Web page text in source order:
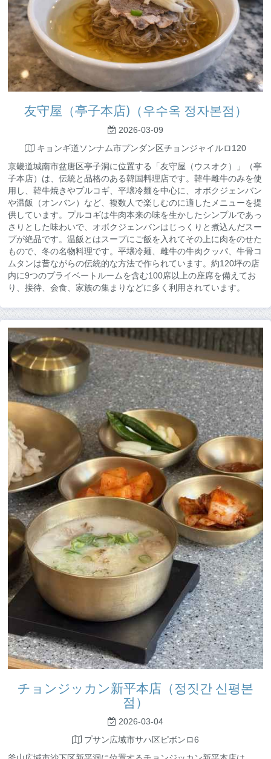
友守屋（亭子本店)（우수옥 정자본점）
2026-03-09
キョンギ道ソンナム市プンダン区チョンジャイルロ120
京畿道城南市盆唐区亭子洞に位置する「友守屋（ウスオク）」（亭
子本店）は、伝統と品格のある韓国料理店です。韓牛雌牛のみを使
用し、韓牛焼きやプルコギ、平壌冷麺を中心に、オボクジェンバン
や温飯（オンバン）など、複数人で楽しむのに適したメニューを提
供しています。プルコギは牛肉本来の味を生かしたシンプルであっ
さりとした味わいで、オボクジェンバンはじっくりと煮込んだスー
プが絶品です。温飯とはスープにご飯を入れてその上に肉をのせた
もので、冬の名物料理です。平壌冷麺、雌牛の牛肉クッパ、牛骨コ
ムタンは昔ながらの伝統的な方法で作られています。約120坪の店
内に9つのプライベートルームを含む100席以上の座席を備えてお
り、接待、会食、家族の集まりなどに多く利用されています。
チョンジッカン新平本店（정짓간 신평본
점）
2026-03-04
プサン広域市サハ区ピボンロ6